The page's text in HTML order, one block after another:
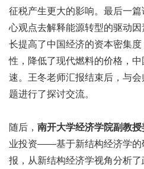
征税产生更大的影响。最后一
心观点去解释能源转型的驱动
长提高了中国经济的资本密集
性，降低了现代燃料的价格，
速。王冬老师汇报结束后，与
题进行了探讨交流。
随后， 南开大学经济学院副教授
业投资——基于新结构经济学的
报，从新结构经济学视角分析